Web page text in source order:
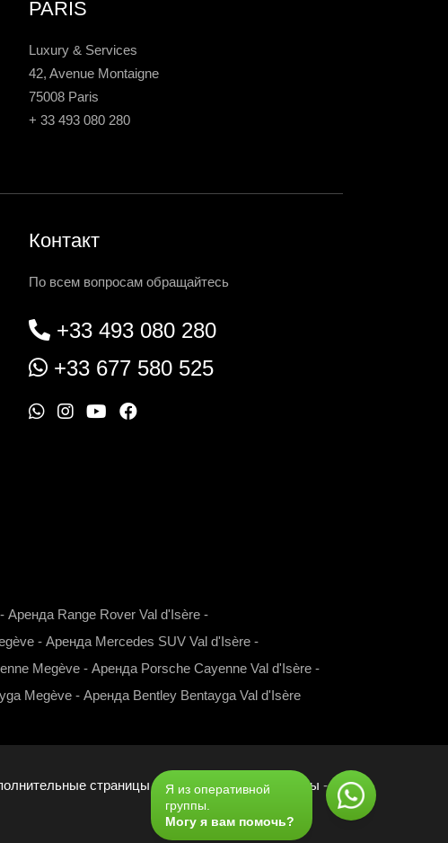
Я из оперативной
группы.
Могу я вам помочь?
PARIS
Luxury & Services
42, Avenue Montaigne
75008 Paris
+ 33 493 080 280
Контакт
По всем вопросам обращайтесь
+33 493 080 280
+33 677 580 525
W
I
Y
F
- Аренда Range Rover Val d'Isère -
- Аренда Mercedes SUV Val d'Isère -
Megève - Аренда Porsche Cayenne Val d'Isère -
Megève - Аренда Bentley Bentayga Val d'Isère
страницы- Ссылки-Наши партнеры -